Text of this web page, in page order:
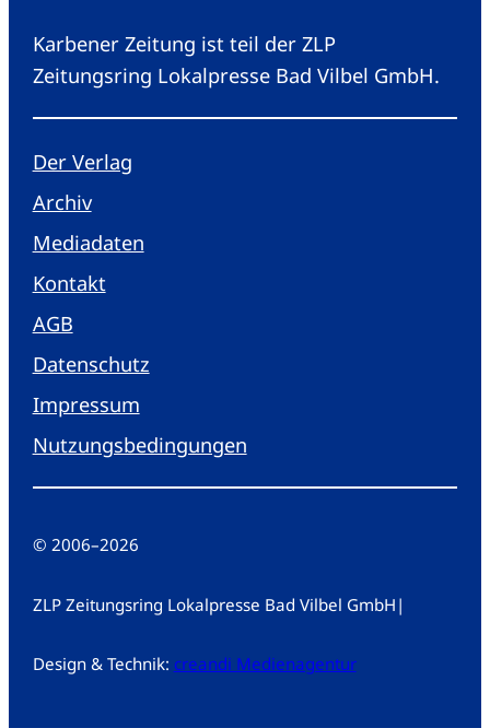
Karbener Zeitung ist teil der ZLP
Zeitungsring Lokalpresse Bad Vilbel GmbH.
Der Verlag
Archiv
Mediadaten
Kontakt
AGB
Datenschutz
Impressum
Nutzungsbedingungen
© 2006–2026
ZLP Zeitungsring Lokalpresse Bad Vilbel GmbH |
Design & Technik: creandi Medienagentur